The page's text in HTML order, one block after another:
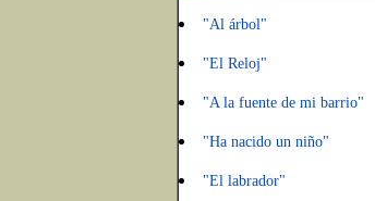
"Al árbol"
"El Reloj"
"A la fuente de mi barrio"
"Ha nacido un niño"
"El labrador"